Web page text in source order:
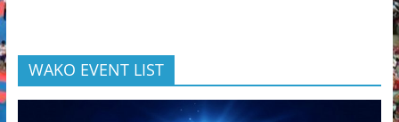
WAKO EVENT LIST